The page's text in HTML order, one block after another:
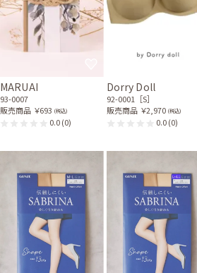
MARUAI
93-0007
販売商品 ￥693 (税込)
0.0(0)
Dorry Doll
92-0001［S］
販売商品 ￥2,970 (税込)
0.0(0)